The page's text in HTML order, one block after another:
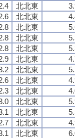
北北東
北北東
北北東
北北東
北北東
北北東
北北東
北北東
北北東
北北東
北北東
北北東
北北東